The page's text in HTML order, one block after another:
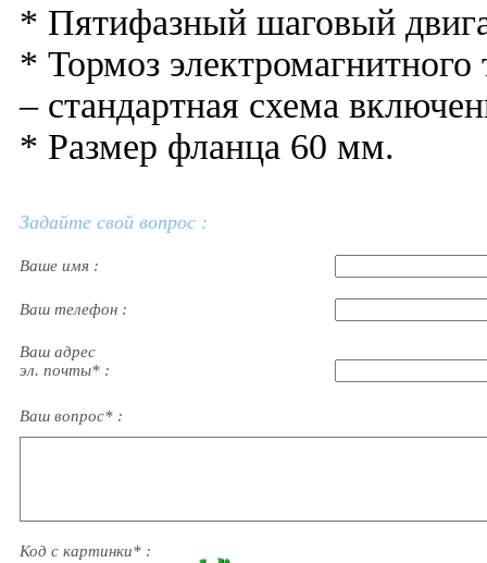
* Пятифазный шаговый
* Тормоз электромагнитного
– стандартная схема
* Размер фланца 60 мм.
Задайте свой вопрос :
Ваше имя :
Ваш телефон :
Ваш адрес
эл. почты* :
Ваш вопрос* :
Код с картинки* :